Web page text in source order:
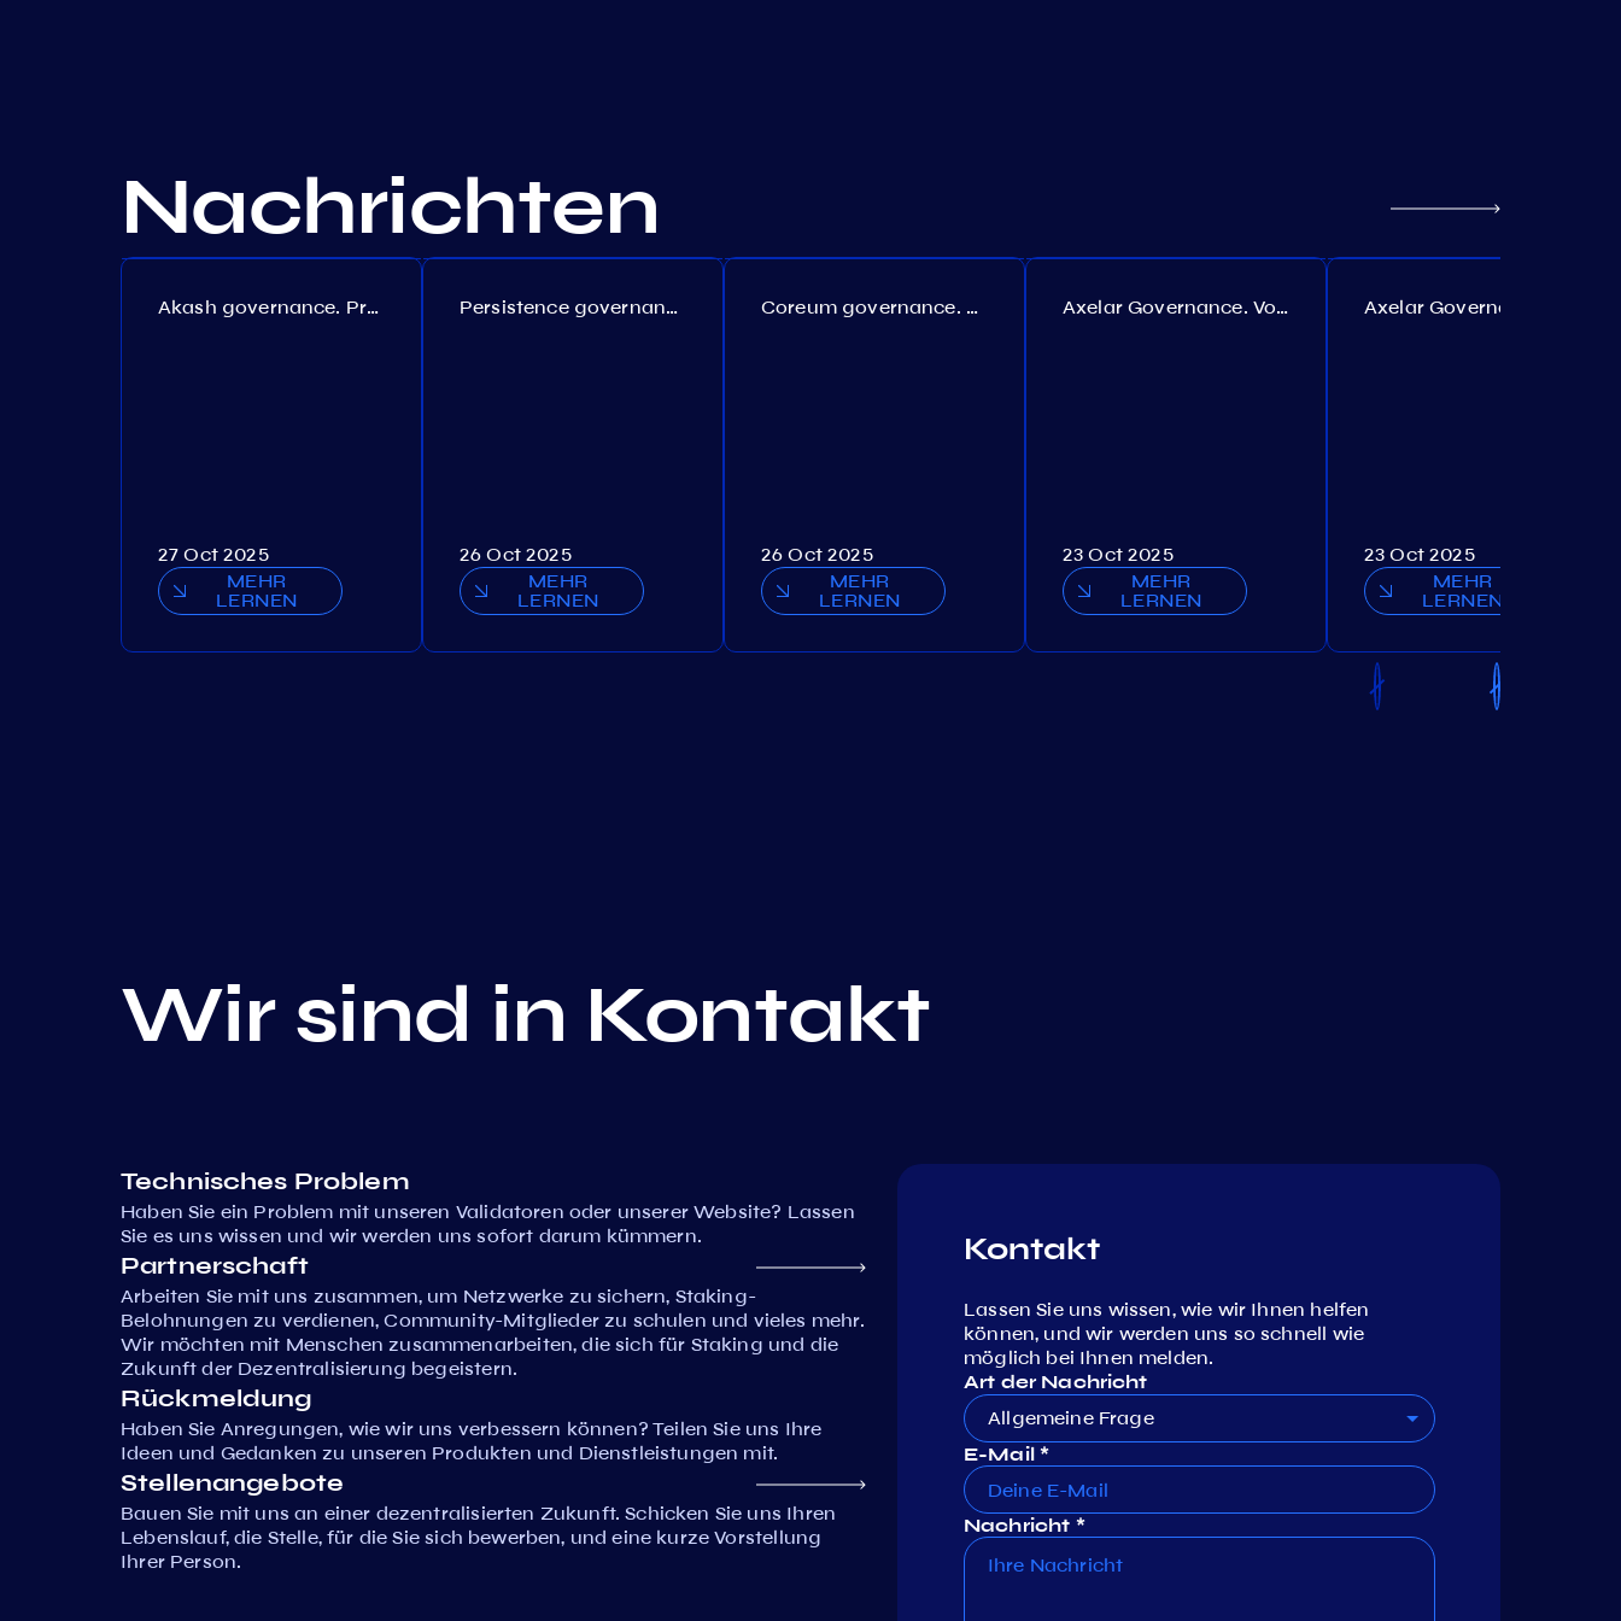
Nachrichten
Akash governance. Proposal №308
27 Oct 2025
MEHR
LERNEN
Persistence governance. Proposal №150
26 Oct 2025
MEHR
LERNEN
Coreum governance. Proposal №22
26 Oct 2025
MEHR
LERNEN
Axelar Governance. Vorschlag №385
23 Oct 2025
MEHR
LERNEN
23 Oct 2025
MEHR
LERNEN
Wir sind in Kontakt
Technisches Problem
Haben Sie ein Problem mit unseren Validatoren oder unserer Website? Lassen
Sie es uns wissen und wir werden uns sofort darum kümmern.
Partnerschaft
Arbeiten Sie mit uns zusammen, um Netzwerke zu sichern, Staking-
Belohnungen zu verdienen, Community-Mitglieder zu schulen und vieles mehr.
Wir möchten mit Menschen zusammenarbeiten, die sich für Staking und die
Zukunft der Dezentralisierung begeistern.
Rückmeldung
Haben Sie Anregungen, wie wir uns verbessern können? Teilen Sie uns Ihre
Ideen und Gedanken zu unseren Produkten und Dienstleistungen mit.
Stellenangebote
Bauen Sie mit uns an einer dezentralisierten Zukunft. Schicken Sie uns Ihren
Lebenslauf, die Stelle, für die Sie sich bewerben, und eine kurze Vorstellung
Ihrer Person.
Kontakt
Lassen Sie uns wissen, wie wir Ihnen helfen
können, und wir werden uns so schnell wie
möglich bei Ihnen melden.
Art der Nachricht
Allgemeine Frage
E-Mail *
Nachricht *